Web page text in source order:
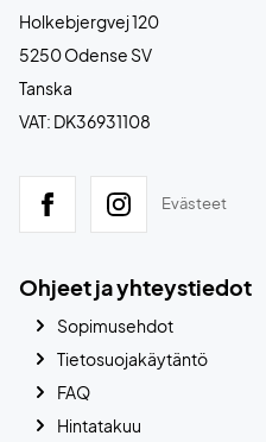
Holkebjergvej 120
5250 Odense SV
Tanska
VAT: DK36931108
Evästeet
Ohjeet ja yhteystiedot
Sopimusehdot
Tietosuojakäytäntö
FAQ
Hintatakuu